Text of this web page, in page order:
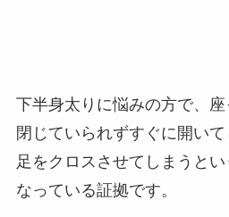
下半身太りに悩みの方で、
閉じていられずすぐに開いて
足をクロスさせてしまうと
なっている証拠です。